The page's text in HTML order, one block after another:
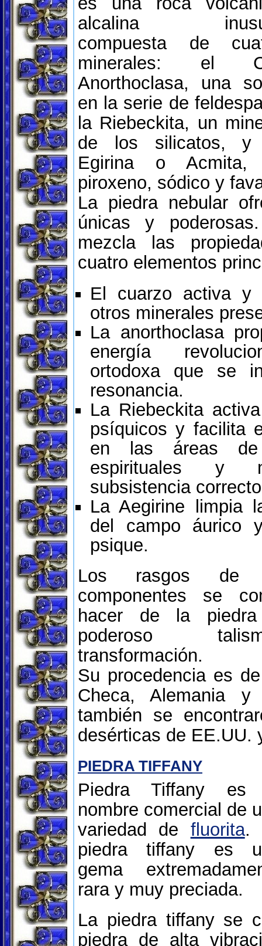
alcalina
compuesta de
minerales: el
Anorthoclasa, una
en la serie de
la Riebeckita, un
de los silicatos, y
Egirina o Acmita,
piroxeno, sódico y
La piedra nebular
únicas y
mezcla las
cuatro elementos
El cuarzo activa y
otros minerales
La anorthoclasa
energía
ortodoxa que se
resonancia.
La Riebeckita
psíquicos y facilita
en las áreas de
espirituales y
subsistencia
La Aegirine limpia
del campo áurico
psique.
Los rasgos de
componentes se
hacer de la
poderoso
transformación.
Su procedencia es
Checa, Alemania
también se
desérticas de EE.UU.
PIEDRA TIFFANY
Piedra Tiffany es
nombre comercial de
variedad de fluorita.
piedra tiffany es
gema
rara y muy preciada.
La piedra tiffany se
piedra de alta